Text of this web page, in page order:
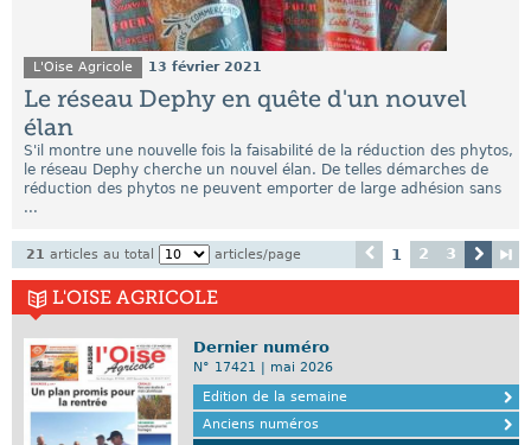
L'Oise Agricole 13 février 2021
Le réseau Dephy en quête d'un nouvel
élan
S'il montre une nouvelle fois la faisabilité de la réduction des phytos,
le réseau Dephy cherche un nouvel élan. De telles démarches de
réduction des phytos ne peuvent emporter de large adhésion sans
...
1 2 3
21 articles au total articles/page
L'OISE AGRICOLE
Dernier numéro
N° 17421 | mai 2026
Edition de la semaine
Anciens numéros